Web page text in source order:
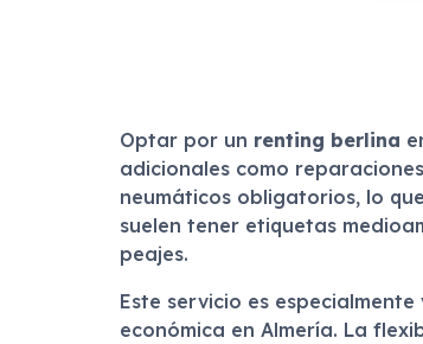
Optar por un renting berlina
adicionales como
neumáticos obligatorios, lo
suelen tener etiquetas
peajes.
Este servicio es
económica en Almería. La